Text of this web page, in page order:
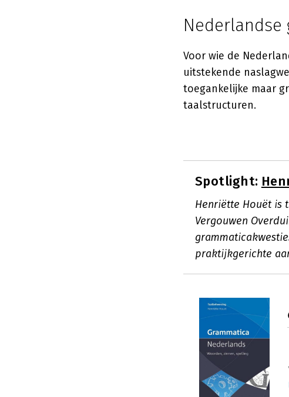
Nederlandse
Voor wie de
uitstekende
toegankelijke maar
taalstructuren.
Spotlight:
Henriëtte Houët is
Vergouwen
praktijkgerichte